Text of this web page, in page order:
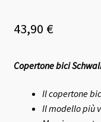
43,90 €
Copertone bici
Il copertone
Il modello più